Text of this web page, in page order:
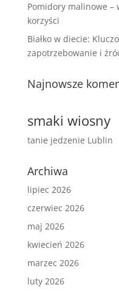
Pomidory malinowe –
korzyści
Białko w diecie:
zapotrzebowanie i
Najnowsze
smaki wiosny
tanie jedzenie Lublin
Archiwa
lipiec 2026
czerwiec 2026
maj 2026
kwiecień 2026
marzec 2026
luty 2026